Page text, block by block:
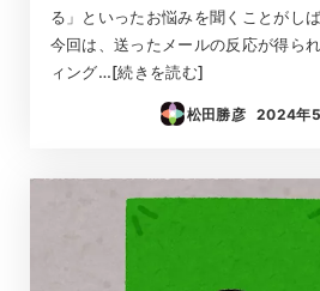
る」といったお悩みを聞くことがし
今回は、送ったメールの反応が得ら
ィング…[続きを読む]
松田勝彦
投稿日
2024年